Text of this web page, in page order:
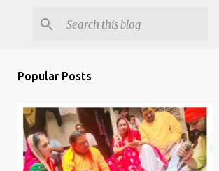
Popular Posts